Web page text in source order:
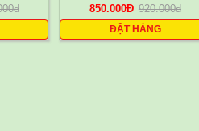
đ 850.000Đ 920.000đ
ĐẶT HÀNG